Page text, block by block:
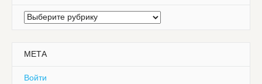
Рубрики
МЕТА
Войти